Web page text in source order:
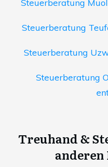
Steuerberatung
Steuerberatung
Steuerberatung
Steuerberatung
Treuhand &
anderen